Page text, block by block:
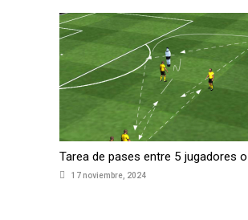
Tarea de pases entre 5 jugadores
17 noviembre, 2024